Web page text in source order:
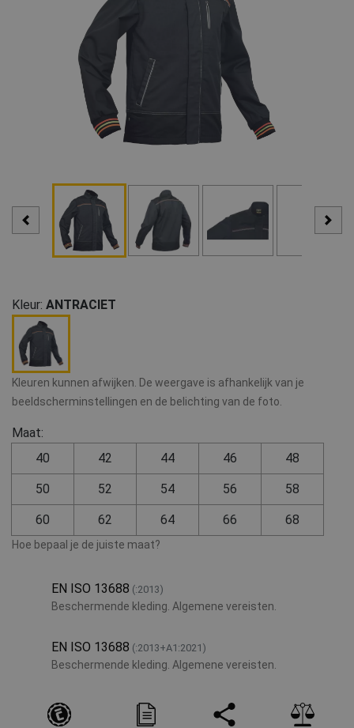
Kleur: ANTRACIET
Kleuren kunnen afwijken. De weergave is afhankelijk van je
beeldscherminstellingen en de belichting van de foto.
Maat:
40
42 44 46 48
50 52 54 56 58
60 62 64 66 68
Hoe bepaal je de juiste maat?
EN ISO 13688 (:2013)
Beschermende kleding. Algemene vereisten.
EN ISO 13688 (:2013+A1:2021)
Beschermende kleding. Algemene vereisten.